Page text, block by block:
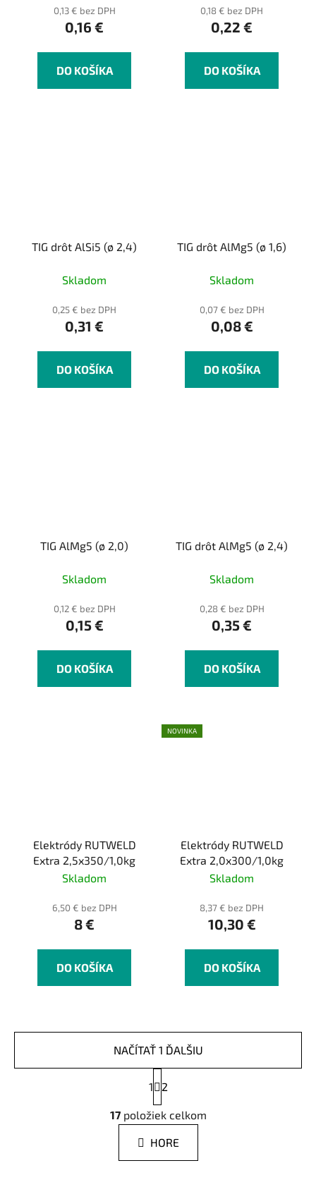
0,13 € bez DPH
0,16 €
DO KOŠÍKA
0,18 € bez DPH
0,22 €
DO KOŠÍKA
TIG drôt AlSi5 (ø 2,4)
Skladom
0,25 € bez DPH
0,31 €
DO KOŠÍKA
TIG drôt AlMg5 (ø 1,6)
Skladom
0,07 € bez DPH
0,08 €
DO KOŠÍKA
TIG AlMg5 (ø 2,0)
Skladom
0,12 € bez DPH
0,15 €
DO KOŠÍKA
TIG drôt AlMg5 (ø 2,4)
Skladom
0,28 € bez DPH
0,35 €
DO KOŠÍKA
Elektródy RUTWELD
Extra 2,5x350/1,0kg
Skladom
6,50 € bez DPH
8 €
DO KOŠÍKA
NOVINKA
Elektródy RUTWELD
Extra 2,0x300/1,0kg
Skladom
8,37 € bez DPH
10,30 €
DO KOŠÍKA
O
v
l
á
d
NAČÍTAŤ 1 ĎALŠIU
S
t
r
á
n
k
1 2
17položiek celkom
HORE